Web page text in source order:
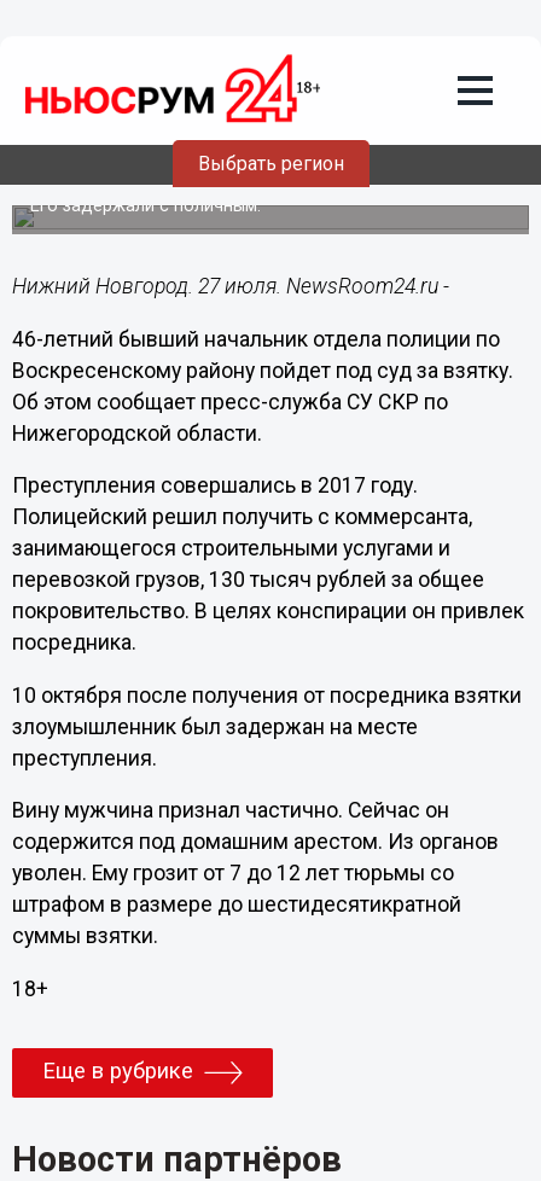
Выбрать регион
Бывшего начальника отдела полиции в
Нижегородской области осудят за
Его задержали с поличным.
Нижний Новгород. 27 июля. NewsRoom24.ru -
46-летний бывший начальник отдела полиции по
Воскресенскому району пойдет под суд за взятку.
Об этом сообщает пресс-служба СУ СКР по
Нижегородской области.
Преступления совершались в 2017 году.
Полицейский решил получить с коммерсанта,
занимающегося строительными услугами и
перевозкой грузов, 130 тысяч рублей за общее
покровительство. В целях конспирации он привлек
посредника.
10 октября после получения от посредника взятки
злоумышленник был задержан на месте
преступления.
Вину мужчина признал частично. Сейчас он
содержится под домашним арестом. Из органов
уволен. Ему грозит от 7 до 12 лет тюрьмы со
штрафом в размере до шестидесятикратной
суммы взятки.
18+
Еще в рубрике
Новости партнёров